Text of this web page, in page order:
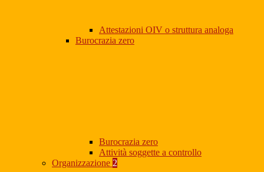
Attestazioni OIV o struttura analoga
Burocrazia zero
Burocrazia zero
Attività soggette a controllo
Organizzazione 2